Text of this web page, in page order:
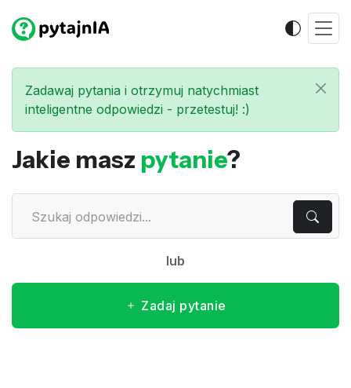
Zadawaj pytania i otrzymuj natychmiast
inteligentne odpowiedzi - przetestuj! :)
Jakie masz pytanie?
lub
Zadaj pytanie